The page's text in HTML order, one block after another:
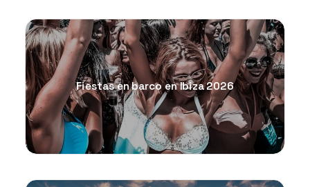
Fiestas en barco en Ibiza 2026